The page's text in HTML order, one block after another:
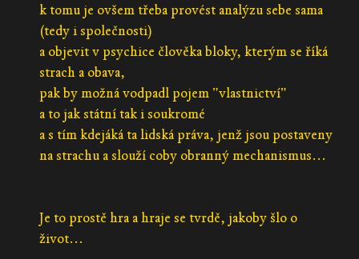
k tomu je ovšem třeba provést analýzu sebe sama
(tedy i společnosti)
a objevit v psychice člověka bloky, kterým se říká
strach a obava,
pak by možná vodpadl pojem "vlastnictví"
a to jak státní tak i soukromé
a s tím kdejáká ta lidská práva, jenž jsou postaveny
na strachu a slouží coby obranný mechanismus...
Je to prostě hra a hraje se tvrdě, jakoby šlo o
život...